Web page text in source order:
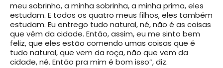
meu sobrinho, a minha sobrinha, a minha prima, eles
estudam. E todos os quatro meus filhos, eles também
estudam. Eu entrego tudo natural, né, não é as coisas
que vêm da cidade. Então, assim, eu me sinto bem
feliz, que eles estão comendo umas coisas que é
tudo natural, que vem da roça, não que vem da
cidade, né. Então pra mim é bom isso”, diz.